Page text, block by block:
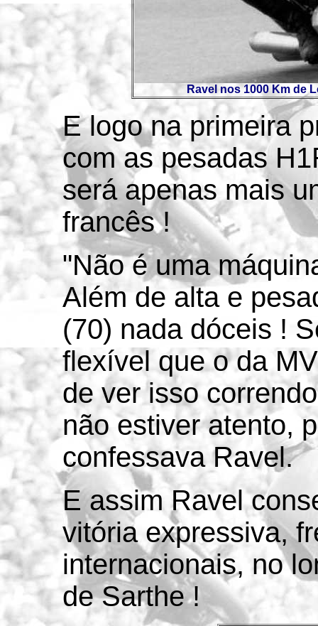
Ravel nos 1000 Km de
E logo na primeira
com as pesadas
será apenas mais
francês !
"Não é uma
Além de alta e
(70) nada dóceis !
flexível que o da
de ver isso
não estiver atento,
confessava Ravel.
E assim Ravel
vitória expressiva,
internacionais, no
de Sarthe !